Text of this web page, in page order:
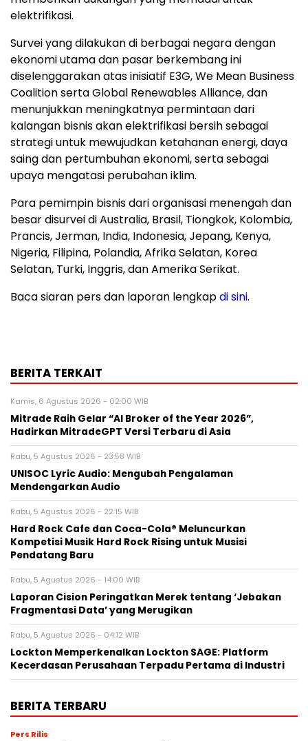
elektrifikasi.
Survei yang dilakukan di berbagai negara dengan
ekonomi utama dan pasar berkembang ini
diselenggarakan atas inisiatif E3G, We Mean Business
Coalition serta Global Renewables Alliance, dan
menunjukkan meningkatnya permintaan dari
kalangan bisnis akan elektrifikasi bersih sebagai
strategi untuk mewujudkan ketahanan energi, daya
saing dan pertumbuhan ekonomi, serta sebagai
upaya mengatasi perubahan iklim.
Para pemimpin bisnis dari organisasi menengah dan
besar disurvei di Australia, Brasil, Tiongkok, Kolombia,
Prancis, Jerman, India, Indonesia, Jepang, Kenya,
Nigeria, Filipina, Polandia, Afrika Selatan, Korea
Selatan, Turki, Inggris, dan Amerika Serikat.
Baca siaran pers dan laporan lengkapdi sini.
BERITA TERKAIT
Kamis, 6 Agustus 2026 - 02:00 WIB
Mitrade Raih Gelar “AI Broker of the Year 2026”,
Hadirkan MitradeGPT Versi Terbaru di Asia
Rabu, 5 Agustus 2026 - 23:58 WIB
UNISOC Lyric Audio: Mengubah Pengalaman
Mendengarkan Audio
Rabu, 5 Agustus 2026 - 22:15 WIB
Hard Rock Cafe dan Coca-Cola® Meluncurkan
Kompetisi Musik Hard Rock Rising untuk Musisi
Pendatang Baru
Rabu, 5 Agustus 2026 - 14:00 WIB
Laporan Cision Peringatkan Merek tentang ‘Jebakan
Fragmentasi Data’ yang Merugikan
Rabu, 5 Agustus 2026 - 04:12 WIB
Lockton Memperkenalkan Lockton SAGE: Platform
Kecerdasan Perusahaan Terpadu Pertama di Industri
BERITA TERBARU
Pers Rilis